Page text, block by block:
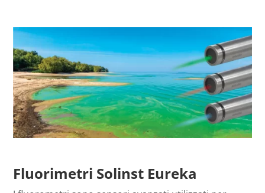
Fluorimetri Solinst Eureka